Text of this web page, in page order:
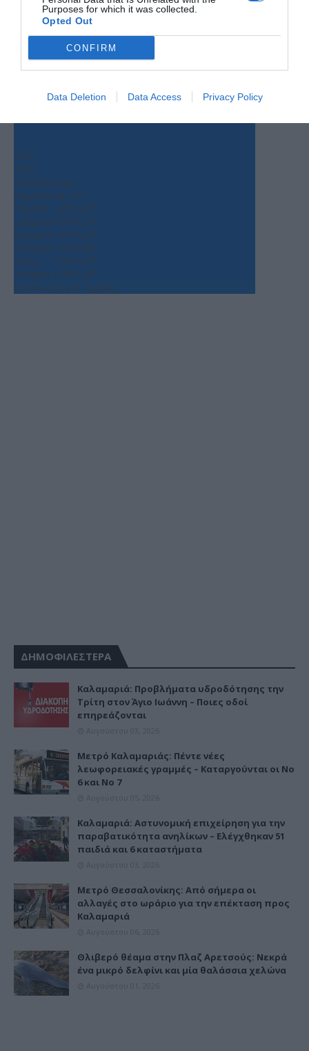
Purposes for which it was collected.
Opted Out
CONFIRM
Data Deletion Data Access Privacy Policy
°
C
+35°
+25°
Θεσσαλονίκη
Παρασκευή, 07
Πέμπτη
+35°+25°
Σάββατο+39°+27°
Κυριακή +37°+27°
Δευτέρα +34°+26°
Τρίτη
+35°+25°
Τετάρτη +36°+24°
Πρόγνωση για 7 μέρες
ΔΗΜΟΦΙΛΕΣΤΕΡΑ
Καλαμαριά: Προβλήματα υδροδότησης την
Τρίτη στον Άγιο Ιωάννη – Ποιες οδοί
επηρεάζονται
Μετρό Καλαμαριάς: Πέντε νέες
λεωφορειακές γραμμές – Καταργούνται οι Νο
6 και Νο 7
Καλαμαριά: Αστυνομική επιχείρηση για την
παραβατικότητα ανηλίκων – Ελέγχθηκαν 51
παιδιά και 6 καταστήματα
Μετρό Θεσσαλονίκης: Από σήμερα οι
αλλαγές στο ωράριο για την επέκταση προς
Καλαμαριά
Θλιβερό θέαμα στην Πλαζ Αρετσούς: Νεκρά
ένα μικρό δελφίνι και μία θαλάσσια χελώνα